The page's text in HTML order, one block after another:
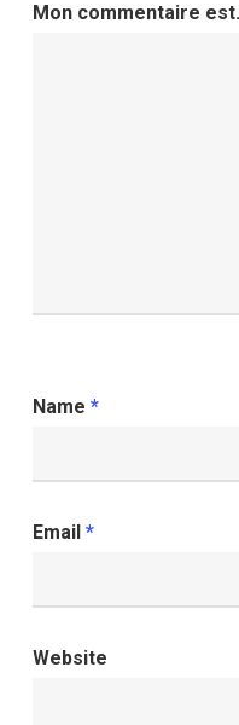
Mon commentaire
Name *
Email *
Website